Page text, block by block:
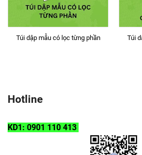
Túi dập mẫu có lọc từng phần Túi
Hotline
KD1: 0901 110 413